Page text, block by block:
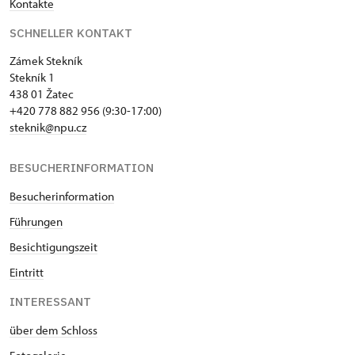
Kontakte
SCHNELLER KONTAKT
Zámek Stekník
Stekník 1
438 01 Žatec
+420 778 882 956 (9:30-17:00)
steknik@npu.cz
BESUCHERINFORMATION
Besucherinformation
Führungen
Besichtigungszeit
Eintritt
INTERESSANT
über dem Schloss